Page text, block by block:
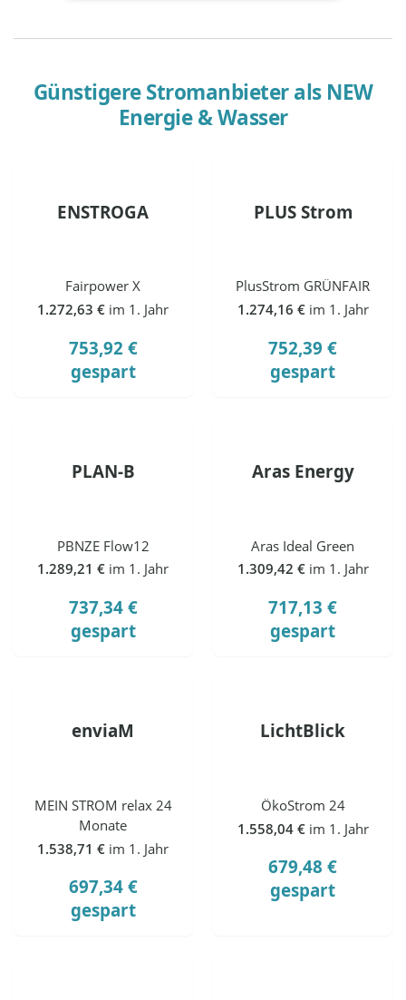
Günstigere Stromanbieter als NEW
Energie & Wasser
ENSTROGA
Fairpower X
1.272,63 € im 1. Jahr
753,92 €
gespart
PLUS Strom
PlusStrom GRÜNFAIR
1.274,16 € im 1. Jahr
752,39 €
gespart
PLAN-B
PBNZE Flow12
1.289,21 € im 1. Jahr
737,34 €
gespart
Aras Energy
Aras Ideal Green
1.309,42 € im 1. Jahr
717,13 €
gespart
enviaM
MEIN STROM relax 24
Monate
1.538,71 € im 1. Jahr
697,34 €
gespart
LichtBlick
ÖkoStrom 24
1.558,04 € im 1. Jahr
679,48 €
gespart